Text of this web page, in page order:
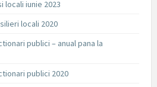
locali iunie 2023
locali 2020
publici – anual pana la
publici 2020